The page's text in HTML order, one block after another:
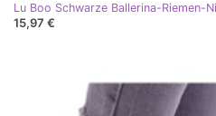
Lu Boo Schwarze Ballerina-Riemen-
15,97 €